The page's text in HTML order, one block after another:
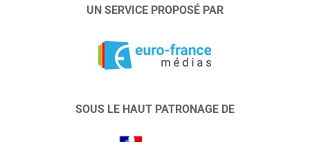
UN SERVICE PROPOSÉ PAR
SOUS LE HAUT PATRONAGE DE